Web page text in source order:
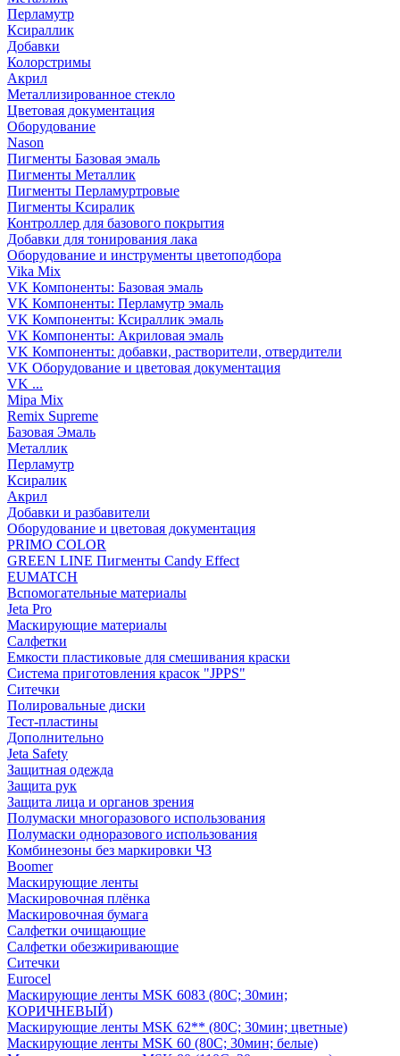
Перламутр
Ксираллик
Добавки
Колорстримы
Акрил
Металлизированное стекло
Цветовая документация
Оборудование
Nason
Пигменты Базовая эмаль
Пигменты Металлик
Пигменты Перламуртровые
Пигменты Ксиралик
Контроллер для базового покрытия
Добавки для тонирования лака
Оборудование и инструменты цветоподбора
Vika Mix
VK Компоненты: Базовая эмаль
VK Компоненты: Перламутр эмаль
VK Компоненты: Ксираллик эмаль
VK Компоненты: Акриловая эмаль
VK Компоненты: добавки, растворители, отвердители
VK Оборудование и цветовая документация
VK ...
Mipa Mix
Remix Supreme
Базовая Эмаль
Металлик
Перламутр
Ксиралик
Акрил
Добавки и разбавители
Оборудование и цветовая документация
PRIMO COLOR
GREEN LINE Пигменты Candy Effect
EUMATCH
Вспомогательные материалы
Jeta Pro
Маскирующие материалы
Салфетки
Емкости пластиковые для смешивания краски
Система приготовления красок "JPPS"
Ситечки
Полировальные диски
Тест-пластины
Дополнительно
Jeta Safety
Защитная одежда
Защита рук
Защита лица и органов зрения
Полумаски многоразового использования
Полумаски одноразового использования
Комбинезоны без маркировки ЧЗ
Boomer
Маскирующие ленты
Маскировочная плёнка
Маскировочная бумага
Салфетки очищающие
Салфетки обезжиривающие
Ситечки
Euroсel
Маскирующие ленты MSK 6083 (80С; 30мин;
КОРИЧНЕВЫЙ)
Маскирующие ленты MSK 62** (80С; 30мин; цветные)
Маскирующие ленты MSK 60 (80С; 30мин; белые)